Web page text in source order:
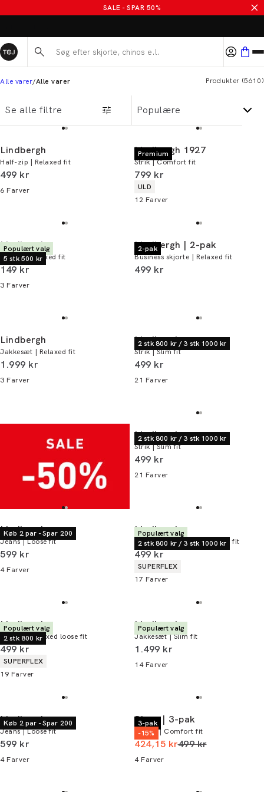
SALE - SPAR 50%
Søg her...
Alle varer Alle varer Produkter (5610)
Se alle filtre
Lindbergh
Half-zip | Relaxed fit
I alt (inkl. rabat)
499 kr
6 Farver
Premium
Lindbergh 1927
Strik | Comfort fit
I alt (inkl. rabat)
799 kr
Produkt egenskaber
ULD
12 Farver
Populært valg
5 stk 500 kr
Lindbergh
T-shirt | Relaxed fit
I alt (inkl. rabat)
149 kr
3 Farver
2-pak
Lindbergh | 2-pak
Business skjorte | Relaxed fit
I alt (inkl. rabat)
499 kr
Lindbergh
Jakkesæt | Relaxed fit
I alt (inkl. rabat)
1.999 kr
3 Farver
2 stk 800 kr / 3 stk 1000 kr
Lindbergh
Strik | Slim fit
I alt (inkl. rabat)
499 kr
21 Farver
2 stk 800 kr / 3 stk 1000 kr
Lindbergh
Strik | Slim fit
I alt (inkl. rabat)
499 kr
21 Farver
Køb 2 par - Spar 200
Lindbergh
Jeans | Loose fit
I alt (inkl. rabat)
599 kr
4 Farver
Populært valg
2 stk 800 kr / 3 stk 1000 kr
Lindbergh
Chinoshorts | Relaxed loose fit
I alt (inkl. rabat)
499 kr
Produkt egenskaber
SUPERFLEX
17 Farver
Populært valg
2 stk 800 kr
Lindbergh
Chinos | Relaxed loose fit
I alt (inkl. rabat)
499 kr
Produkt egenskaber
SUPERFLEX
19 Farver
Populært valg
Lindbergh
Jakkesæt | Slim fit
I alt (inkl. rabat)
1.499 kr
14 Farver
Køb 2 par - Spar 200
Lindbergh
Jeans | Loose fit
I alt (inkl. rabat)
599 kr
4 Farver
3-pak
-15%
Bison | 3-pak
T-shirt | Comfort fit
424,15 krI alt (uden rabat)
499 kr
4 Farver